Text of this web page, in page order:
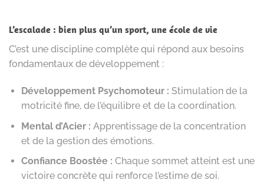
L’escalade : bien plus qu’un sport, une école de vie
C’est une discipline complète qui répond aux besoins
fondamentaux de développement :
Développement Psychomoteur : Stimulation de la
motricité fine, de l’équilibre et de la coordination.
Mental d’Acier : Apprentissage de la concentration
et de la gestion des émotions.
Confiance Boostée : Chaque sommet atteint est une
victoire concrète qui renforce l’estime de soi.